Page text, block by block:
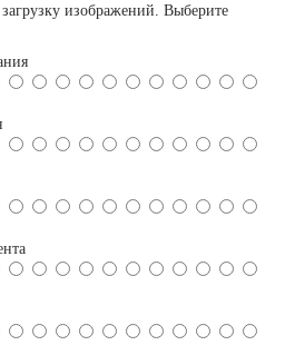
изображений. Выберите